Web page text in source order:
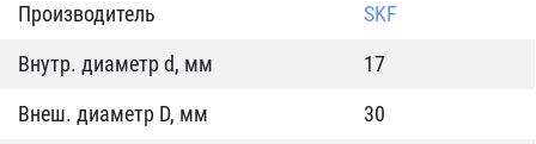
Производитель
SKF
Внутр. диаметр d, мм
17
Внеш. диаметр D, мм
30